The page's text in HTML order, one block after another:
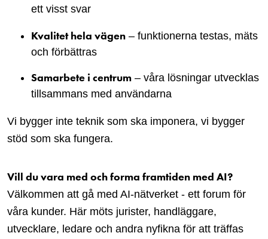
ett visst svar
Kvalitet hela vägen – funktionerna testas, mäts
och förbättras
Samarbete i centrum – våra lösningar utvecklas
tillsammans med användarna
Vi bygger inte teknik som ska imponera, vi bygger
stöd som ska fungera.
Vill du vara med och forma framtiden med AI?
Välkommen att gå med AI-nätverket - ett forum för
våra kunder. Här möts jurister, handläggare,
utvecklare, ledare och andra nyfikna för att träffas